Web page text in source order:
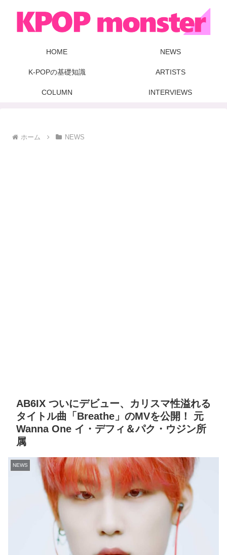
HOME NEWS
K-POPの基礎知識 ARTISTS
COLUMN INTERVIEWS
ホーム NEWS
AB6IX ついにデビュー、カリスマ性溢れる
タイトル曲「Breathe」のMVを公開！ 元
Wanna One イ・デフィ＆パク・ウジン所
属
NEWS